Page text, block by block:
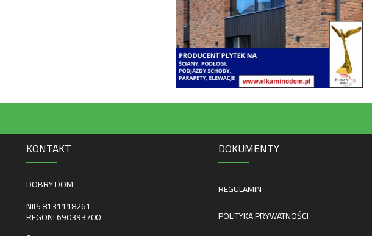
KONTAKT
DOBRY DOM
NIP: 8131118261
REGON: 690393700
DOKUMENTY
REGULAMIN
POLITYKA PRYWATNOŚCI